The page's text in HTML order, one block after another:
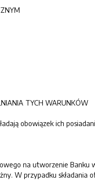
TYCH WARUNKÓW
obowiązek ich
na utworzenie Banku
W przypadku składania